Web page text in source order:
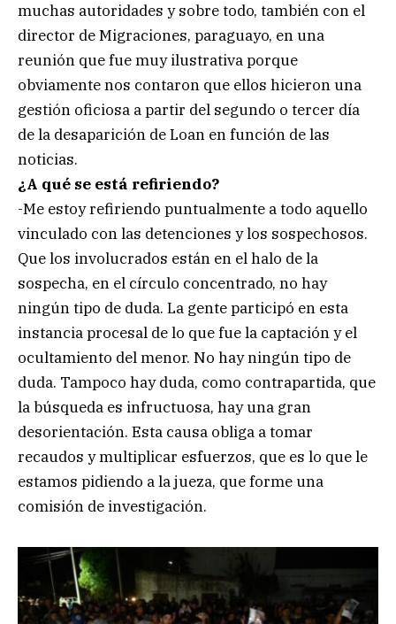
muchas autoridades y sobre todo, también con el
director de Migraciones, paraguayo, en una
reunión que fue muy ilustrativa porque
obviamente nos contaron que ellos hicieron una
gestión oficiosa a partir del segundo o tercer día
de la desaparición de Loan en función de las
noticias.
¿A qué se está refiriendo?
-Me estoy refiriendo puntualmente a todo aquello
vinculado con las detenciones y los sospechosos.
Que los involucrados están en el halo de la
sospecha, en el círculo concentrado, no hay
ningún tipo de duda. La gente participó en esta
instancia procesal de lo que fue la captación y el
ocultamiento del menor. No hay ningún tipo de
duda. Tampoco hay duda, como contrapartida, que
la búsqueda es infructuosa, hay una gran
desorientación. Esta causa obliga a tomar
recaudos y multiplicar esfuerzos, que es lo que le
estamos pidiendo a la jueza, que forme una
comisión de investigación.